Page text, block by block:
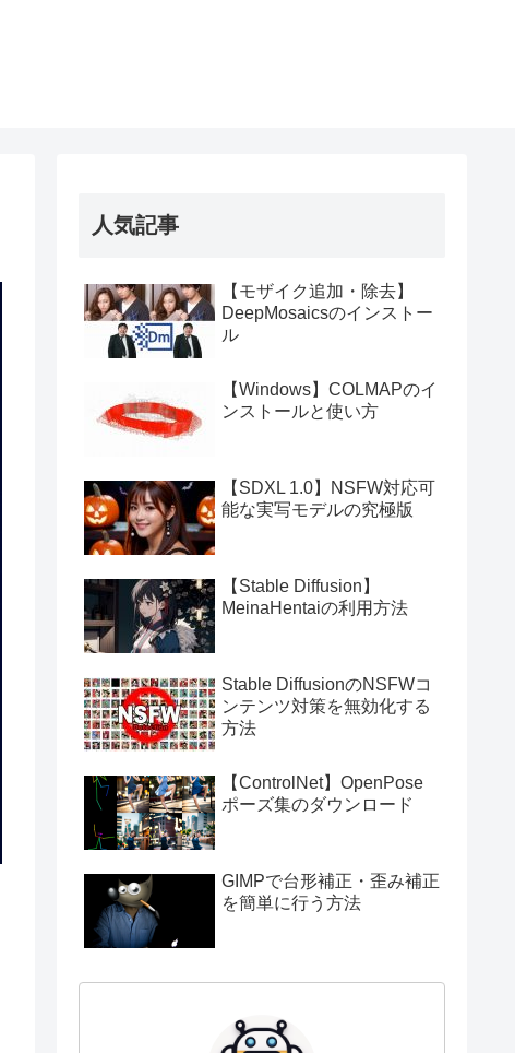
人気記事
【モザイク追加・除去】
DeepMosaicsのインストー
ル
【Windows】COLMAPのイ
ンストールと使い方
【SDXL 1.0】NSFW対応可
能な実写モデルの究極版
【Stable Diffusion】
MeinaHentaiの利用方法
Stable DiffusionのNSFWコ
ンテンツ対策を無効化する
方法
【ControlNet】OpenPose
ポーズ集のダウンロード
GIMPで台形補正・歪み補正
を簡単に行う方法